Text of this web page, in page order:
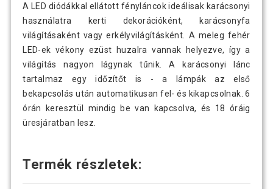
A LED diódákkal ellátott fényláncok ideálisak karácsonyi
használatra kerti dekorációként, karácsonyfa
világításaként vagy erkélyvilágításként. A meleg fehér
LED-ek vékony ezüst huzalra vannak helyezve, így a
világítás nagyon lágynak tűnik. A karácsonyi lánc
tartalmaz egy időzítőt is - a lámpák az első
bekapcsolás után automatikusan fel- és kikapcsolnak. 6
órán keresztül mindig be van kapcsolva, és 18 óráig
üresjáratban lesz.
Termék részletek: